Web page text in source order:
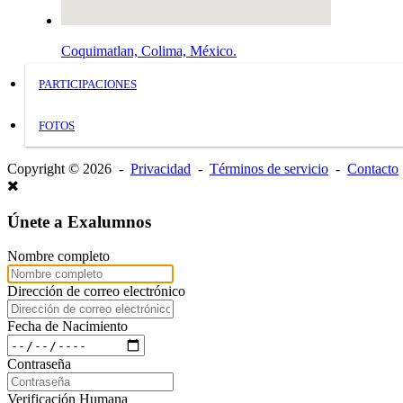
Coquimatlan, Colima, México.
PARTICIPACIONES
FOTOS
Copyright © 2026 - Privacidad - Términos de servicio - Contacto
Únete a Exalumnos
Nombre completo
Dirección de correo electrónico
Fecha de Nacimiento
Contraseña
Verificación Humana